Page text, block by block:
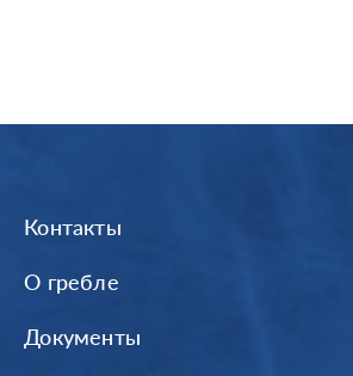
Контакты
О гребле
Документы